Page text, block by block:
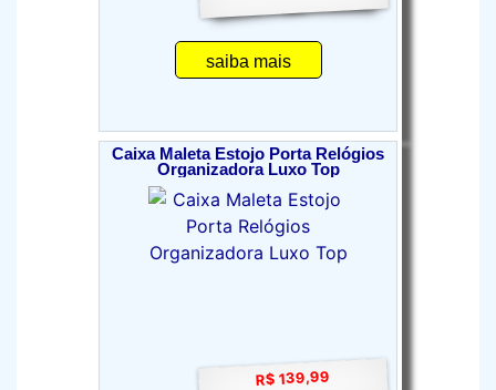
saiba mais
Caixa Maleta Estojo Porta Relógios
Organizadora Luxo Top
R$ 139,99